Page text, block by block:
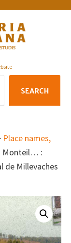
SEARCH
Place names,
Monteil… :
de Millevaches